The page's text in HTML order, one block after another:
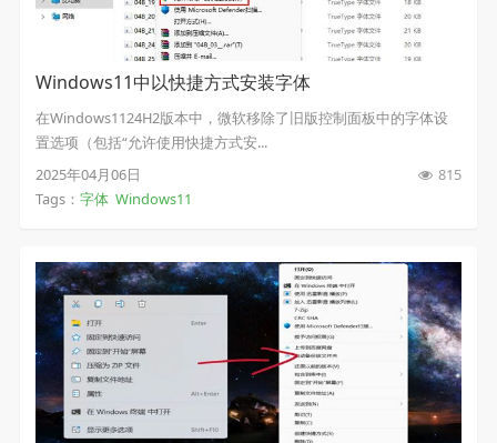
Windows11中以快捷方式安装字体
在Windows1124H2版本中，微软移除了旧版控制面板中的字体设
置选项（包括“允许使用快捷方式安...
2025年04月06日
815
Tags： 字体 Windows11